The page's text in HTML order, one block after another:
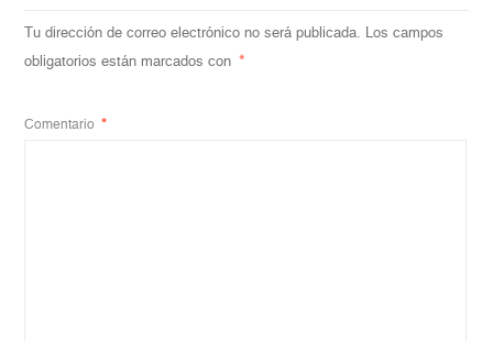
Tu dirección de correo electrónico no será publicada. Los campos
obligatorios están marcados con *
Comentario *